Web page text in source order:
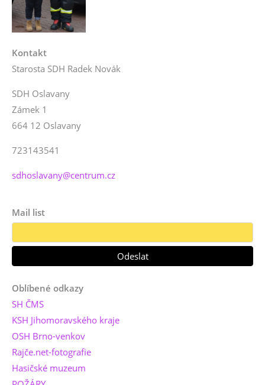
Kontakt
Starosta SDH Radek Novák
SDH Oslavany
Zámek 1
664 12 Oslavany
723143541
sdhoslavany@centrum.cz
Mail list
Oblíbené odkazy
SH ČMS
KSH Jihomoravského kraje
OSH Brno-venkov
Rajče.net-fotografie
Hasičské muzeum